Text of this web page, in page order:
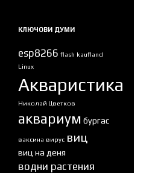
КЛЮЧОВИ ДУМИ
esp8266 flash kaufland
Linux
Акваристика
Николай Цветков
аквариум бургас
ваксина вирус виц
виц на деня
водни растения